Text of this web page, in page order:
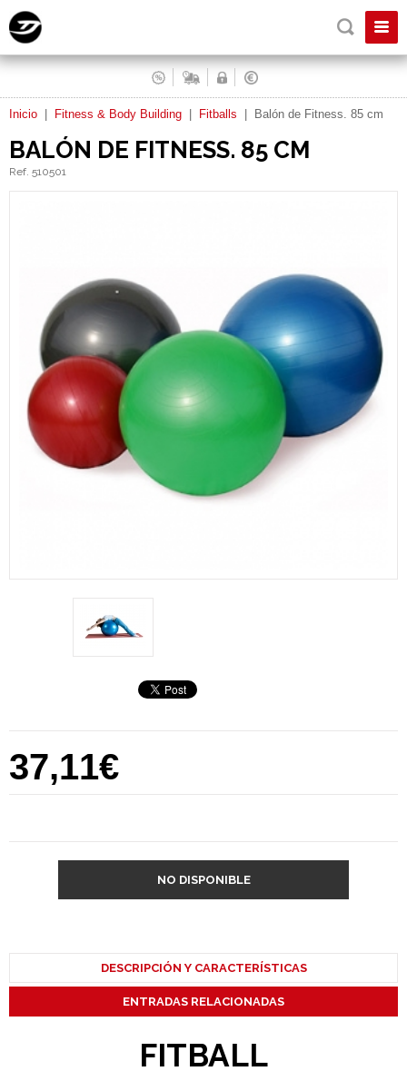
Inicio Fitness & Body Building Fitballs Balón de Fitness. 85 cm
BALÓN DE FITNESS. 85 CM
Ref. 510501
37,11€
NO DISPONIBLE
DESCRIPCIÓN Y CARACTERÍSTICAS
ENTRADAS RELACIONADAS
FITBALL